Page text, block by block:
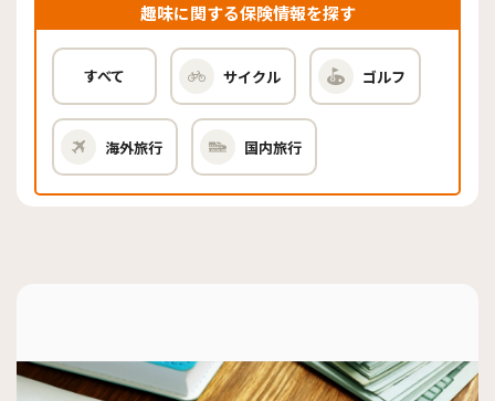
趣味に関する保険情報を探す
すべて サイクル ゴルフ
海外旅行 国内旅行